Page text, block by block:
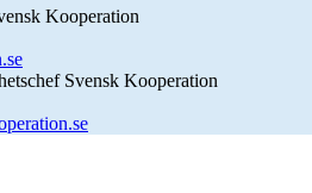
Kooperation
Svensk Kooperation